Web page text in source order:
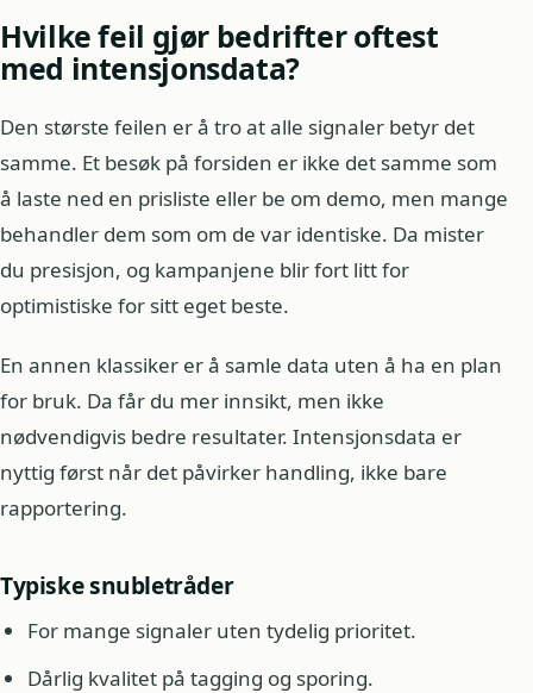
Hvilke feil gjør bedrifter oftest
med intensjonsdata?
Den største feilen er å tro at alle signaler betyr det
samme. Et besøk på forsiden er ikke det samme som
å laste ned en prisliste eller be om demo, men mange
behandler dem som om de var identiske. Da mister
du presisjon, og kampanjene blir fort litt for
optimistiske for sitt eget beste.
En annen klassiker er å samle data uten å ha en plan
for bruk. Da får du mer innsikt, men ikke
nødvendigvis bedre resultater. Intensjonsdata er
nyttig først når det påvirker handling, ikke bare
rapportering.
Typiske snubletråder
For mange signaler uten tydelig prioritet.
Dårlig kvalitet på tagging og sporing.